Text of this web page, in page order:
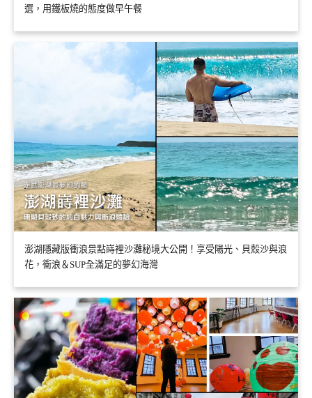
選，用鐵板燒的態度做早午餐
澎湖隱藏版衝浪景點嵵裡沙灘秘境大公開！享受陽光、貝殼沙與浪
花，衝浪＆SUP全滿足的夢幻海灣